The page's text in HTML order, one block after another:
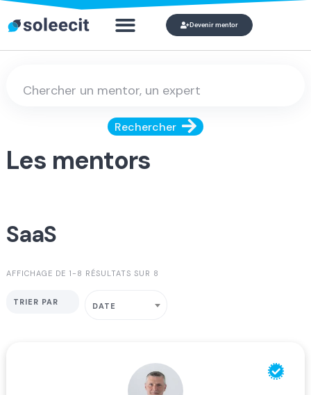
Devenir mentor
Rechercher
Les mentors
SaaS
AFFICHAGE DE 1-8 RÉSULTATS SUR 8
TRIER PAR DATE